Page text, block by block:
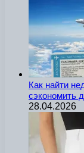
Как найти
сэкономить
28.04.2026